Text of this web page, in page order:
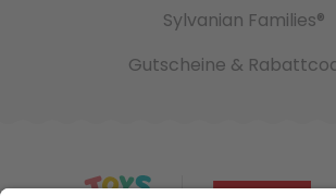
Sylvanian Families®
Gutscheine &